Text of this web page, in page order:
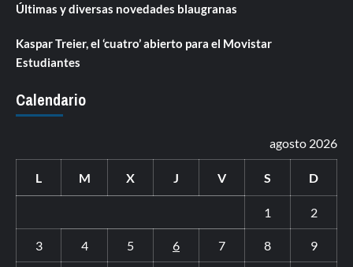
Últimas y diversas novedades blaugranas
Kaspar Treier, el ‘cuatro’ abierto para el Movistar
Estudiantes
Calendario
agosto 2026
L M X J V S D
1 2
3 4 5 6 7 8 9